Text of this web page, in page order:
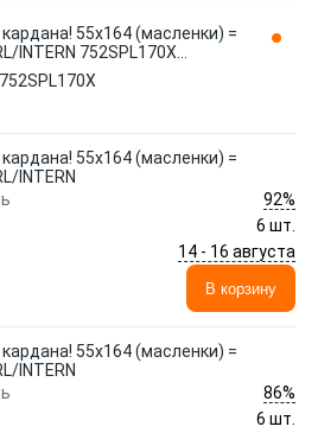
55x164 (масленки) =
INTERN 752SPL170X
752SPL170X
55x164 (масленки) =
INTERN
92%
6 шт.
14 - 16 августа
В корзину
55x164 (масленки) =
INTERN
86%
6 шт.